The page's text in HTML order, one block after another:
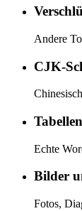
Andere
CJK-
Echte
Bilder
Fotos,